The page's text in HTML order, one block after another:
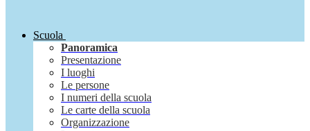
Scuola
Panoramica
Presentazione
I luoghi
Le persone
I numeri della scuola
Le carte della scuola
Organizzazione